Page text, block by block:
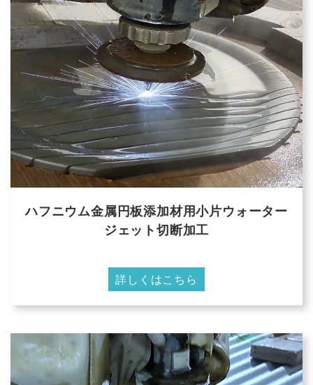
ハフニウム金属円板添加材用小片ウォーター
ジェット切断加工
詳しくはこちら